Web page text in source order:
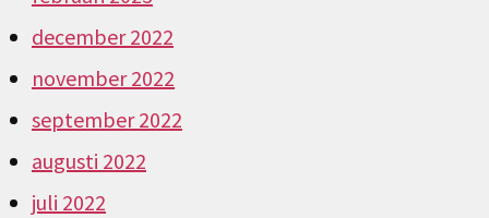
december 2022
november 2022
september 2022
augusti 2022
juli 2022